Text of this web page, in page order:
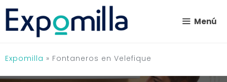
Saltar
contenido
Menú
Expomilla » Fontaneros en Velefique